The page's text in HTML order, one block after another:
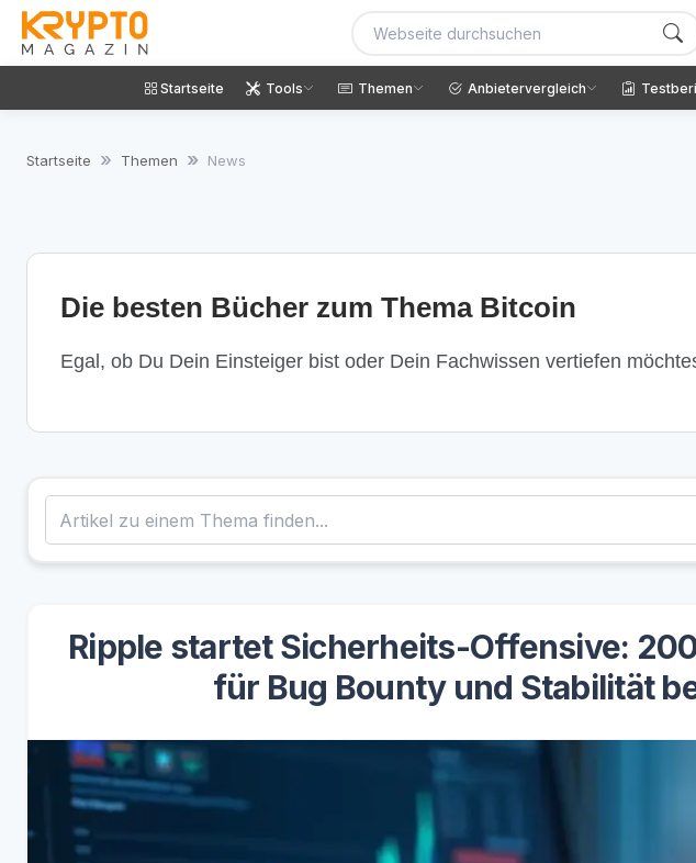
Startseite Tools Themen Anbietervergleich
Startseite Themen News
Die besten Bücher zum Thema Bitcoin
Egal, ob Du Dein Einsteiger bist oder Dein Fachwissen vertiefen
Ripple startet Sicherheits-Offensive:
für Bug Bounty und Stabilität